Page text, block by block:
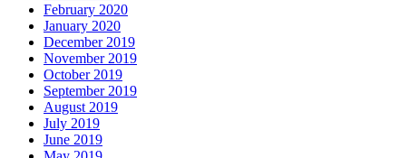
February 2020
January 2020
December 2019
November 2019
October 2019
September 2019
August 2019
July 2019
June 2019